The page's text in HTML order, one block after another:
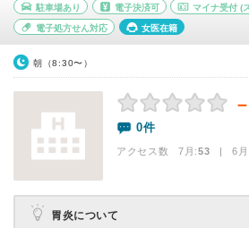
駐車場あり 電子決済可 マイナ受付 (
電子処方せん対応 女医在籍
朝（8:30〜）
－
0件
アクセス数 7月:53 | 6月
胃炎について